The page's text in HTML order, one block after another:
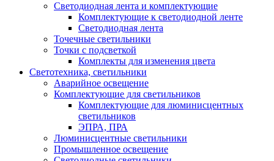
Светодиодная лента и комплектующие
Комплектующие к светодиодной ленте
Светодиодная лента
Точечные светильники
Точки с подсветкой
Комплекты для изменения цвета
Светотехника, светильники
Аварийное освещение
Комплектующие для светильников
Комплектующие для люминисцентных
светильников
ЭПРА, ПРА
Люминисцентные светильники
Промышленное освещение